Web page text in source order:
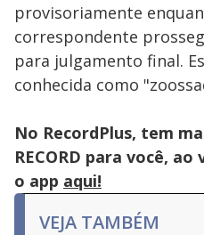
provisoriamente
correspondente
para julgamento final.
conhecida como
No RecordPlus, tem
RECORD para você,
o app aqui!
VEJA TAMBÉM